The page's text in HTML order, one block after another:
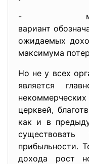
-
вариант
ожидаемых
максимума
Но не у всех
является
церквей,
как и в
прибыльности.
дохода рост